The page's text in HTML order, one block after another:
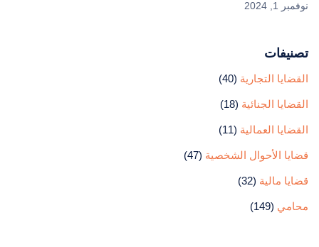
نوفمبر 1, 2024
تصنيفات
القضايا التجارية (40)
القضايا الجنائية (18)
القضايا العمالية (11)
قضايا الأحوال الشخصية (47)
قضايا مالية (32)
محامي (149)